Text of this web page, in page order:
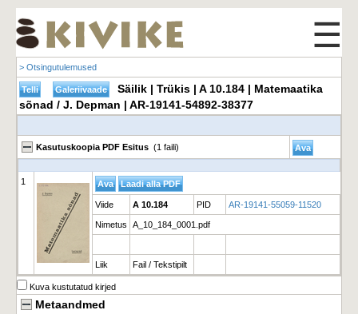
☰
> Otsingutulemused
Säilik | Trükis | A 10.184 | Matemaatika
sõnad / J. Depman | AR-19141-54892-38377
Kasutuskoopia PDF Esitus (1 faili)
1
Viide A 10.184 PID AR-19141-55059-11520
Nimetus A_10_184_0001.pdf
Liik Fail / Tekstipilt
Kuva kustutatud kirjed
Metaandmed